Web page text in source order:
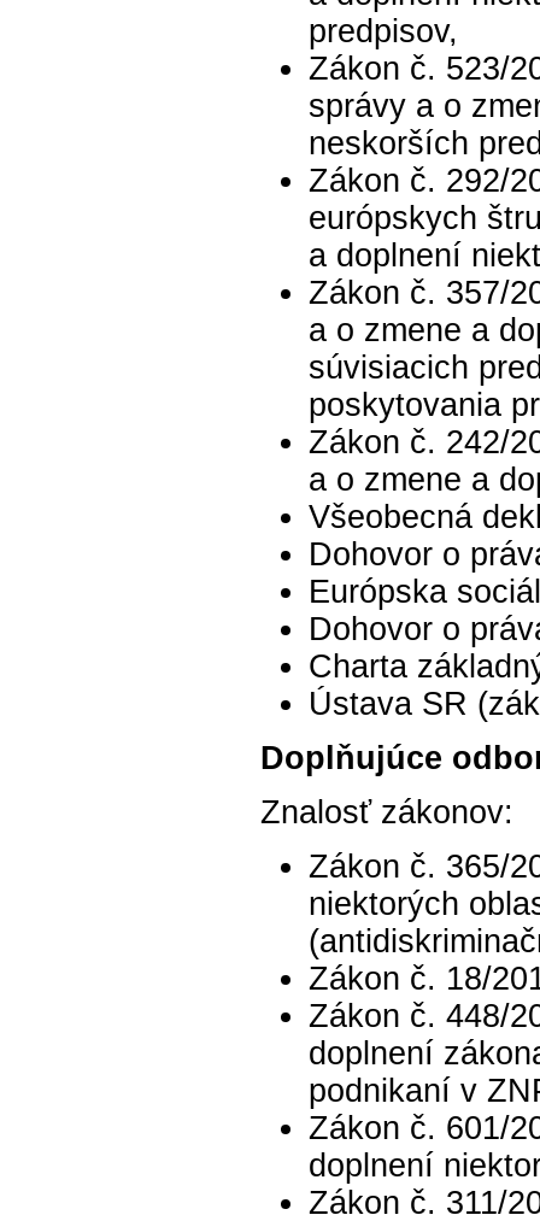
predpisov,
Zákon č. 523/
správy a o
neskorších
Zákon č. 292/
európskych
a doplnení
Zákon č. 357/
a o zmene a
súvisiacich
poskytovania
Zákon č. 242/
a o zmene a
Všeobecná
Dohovor o
Európska
Dohovor o
Charta
Ústava SR
Doplňujúce
Znalosť zákonov:
Zákon č. 365/
niektorých
Zákon č. 18/
Zákon č. 448/
doplnení
podnikaní v
Zákon č. 601/
doplnení
Zákon č. 311/